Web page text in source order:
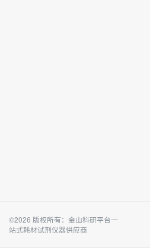
©2026 版权所有：金山科研平台一
站式耗材试剂仪器供应商